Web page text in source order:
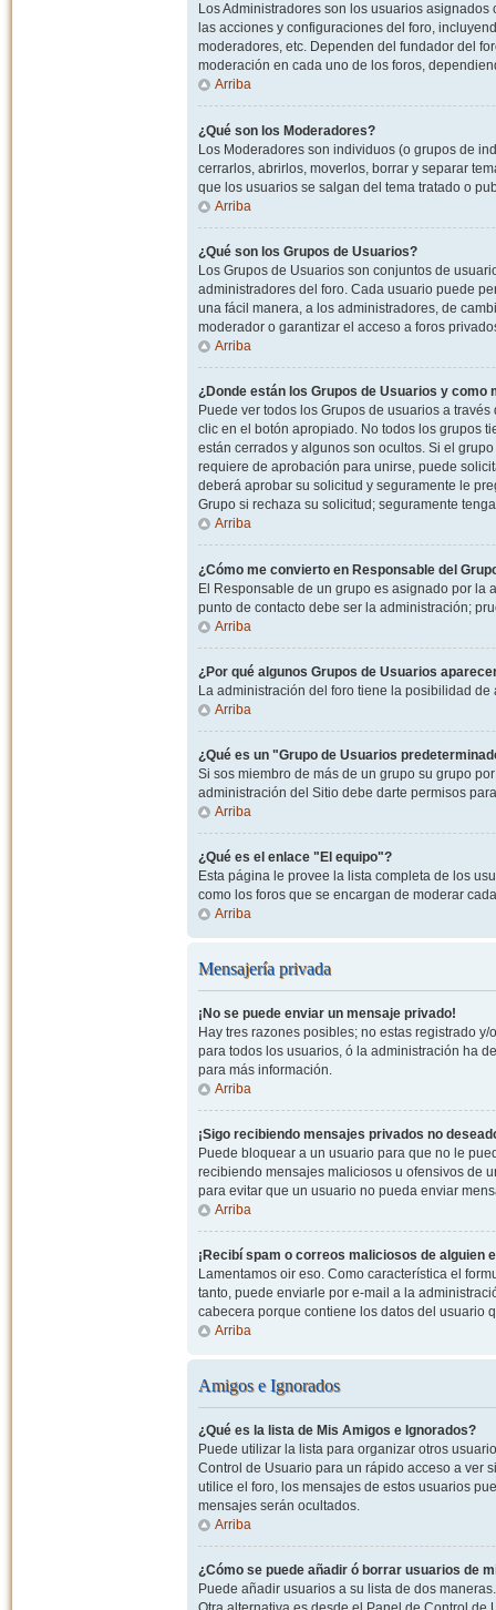
Los Administradores son los usuarios
las acciones y configuraciones del foro,
moderadores, etc. Dependen del fundador del
moderación en cada uno de los foros,
Arriba
¿Qué son los Moderadores?
Los Moderadores son individuos (o grupos de
cerrarlos, abrirlos, moverlos, borrar y separar
que los usuarios se salgan del tema tratado o
Arriba
¿Qué son los Grupos de Usuarios?
Los Grupos de Usuarios son conjuntos de
administradores del foro. Cada usuario puede
una fácil manera, a los administradores, de
moderador o garantizar el acceso a foros
Arriba
¿Donde están los Grupos de Usuarios y como
Puede ver todos los Grupos de usuarios a
clic en el botón apropiado. No todos los grupos
están cerrados y algunos son ocultos. Si el
requiere de aprobación para unirse, puede
deberá aprobar su solicitud y seguramente le
Grupo si rechaza su solicitud; seguramente
Arriba
¿Cómo me convierto en Responsable del
El Responsable de un grupo es asignado por la
punto de contacto debe ser la administración;
Arriba
¿Por qué algunos Grupos de Usuarios
La administración del foro tiene la posibilidad
Arriba
¿Qué es un "Grupo de Usuarios
Si sos miembro de más de un grupo su grupo
administración del Sitio debe darte permisos
Arriba
¿Qué es el enlace "El equipo"?
Esta página le provee la lista completa de los
como los foros que se encargan de moderar
Arriba
Mensajería privada
¡No se puede enviar un mensaje privado!
Hay tres razones posibles; no estas registrado
para todos los usuarios, ó la administración ha
para más información.
Arriba
¡Sigo recibiendo mensajes privados no
Puede bloquear a un usuario para que no le
recibiendo mensajes maliciosos u ofensivos de
para evitar que un usuario no pueda enviar
Arriba
¡Recibí spam o correos maliciosos de alguien
Lamentamos oir eso. Como característica el
tanto, puede enviarle por e-mail a la
cabecera porque contiene los datos del usuario
Arriba
Amigos e Ignorados
¿Qué es la lista de Mis Amigos e Ignorados?
Puede utilizar la lista para organizar otros
Control de Usuario para un rápido acceso a ver
utilice el foro, los mensajes de estos usuarios
mensajes serán ocultados.
Arriba
¿Cómo se puede añadir ó borrar usuarios de
Puede añadir usuarios a su lista de dos